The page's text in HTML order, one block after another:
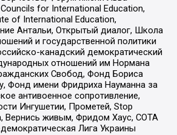
for International Education,
of International Education,
Антальи, Открытый диалог, Школа
и государственной политики
канадский демократический
отношений им Нормана
Свобод, Фонд Бориса
Фонд имени Фридриха Науманна за
антивоенное сопротивление,
Ингушетии, Прометей, Stop
Вернись живым, Фридом Хаус, СОТА
Лига Украины